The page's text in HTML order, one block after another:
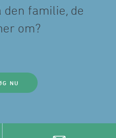
den familie, de
om?󠀲󠀨󠀩󠀳
NU